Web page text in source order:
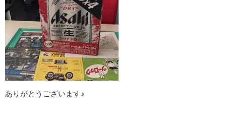
ありがとうございます♪